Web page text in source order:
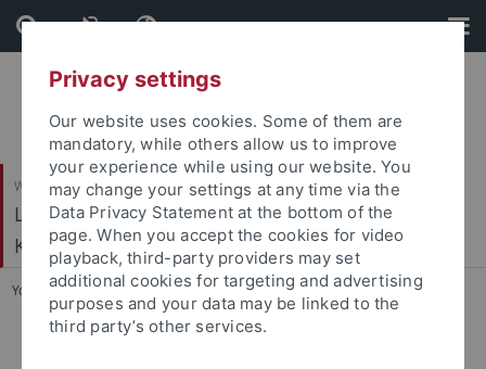
Skip
to
content
Skip
to
footer
Wirtschafts- und Sozialwissenschaftliche Fakultät
Ludwig-Uhland-Institut für Empirische
Kulturwissenschaft
You are here: Startseite ... Bewerbung Nebenfach EKW
Privacy settings
Our website uses cookies. Some of them are
mandatory, while others allow us to improve
your experience while using our website. You
may change your settings at any time via the
Data Privacy Statement at the bottom of the
page. When you accept the cookies for video
playback, third-party providers may set
additional cookies for targeting and advertising
purposes and your data may be linked to the
third party’s other services.